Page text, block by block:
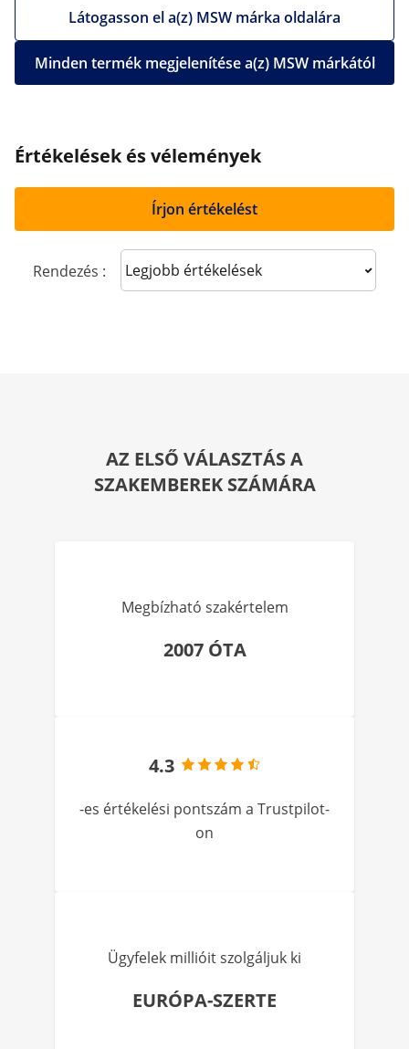
Látogasson el a(z) MSW márka oldalára
Minden termék megjelenítése a(z) MSW márkától
Értékelések és vélemények
Írjon értékelést
Rendezés : Sort reviews
AZ ELSŐ VÁLASZTÁS A
SZAKEMBEREK SZÁMÁRA
Megbízható szakértelem
2007 ÓTA
4.3
-es értékelési pontszám a Trustpilot-
on
Ügyfelek millióit szolgáljuk ki
EURÓPA-SZERTE